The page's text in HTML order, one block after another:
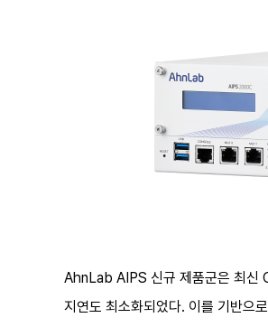
AhnLab AIPS 신규 제품군은 최신
지연도 최소화되었다. 이를 기반으